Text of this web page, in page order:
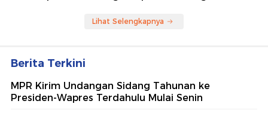
Lihat Selengkapnya
Berita Terkini
MPR Kirim Undangan Sidang Tahunan ke
Presiden-Wapres Terdahulu Mulai Senin